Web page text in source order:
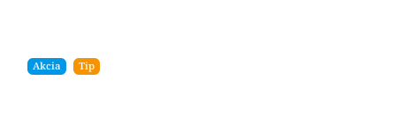
Akcia Tip